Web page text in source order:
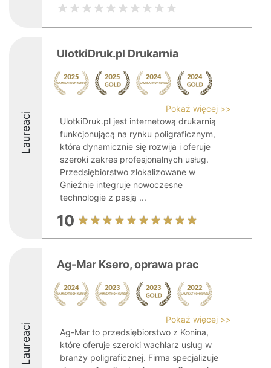
Laureaci
UlotkiDruk.pl Drukarnia
Pokaż więcej >>
UlotkiDruk.pl jest internetową drukarnią
funkcjonującą na rynku poligraficznym,
która dynamicznie się rozwija i oferuje
szeroki zakres profesjonalnych usług.
Przedsiębiorstwo zlokalizowane w
Gnieźnie integruje nowoczesne
technologie z pasją ...
10
Laureaci
Ag-Mar Ksero, oprawa prac
Pokaż więcej >>
Ag-Mar to przedsiębiorstwo z Konina,
które oferuje szeroki wachlarz usług w
branży poligraficznej. Firma specjalizuje